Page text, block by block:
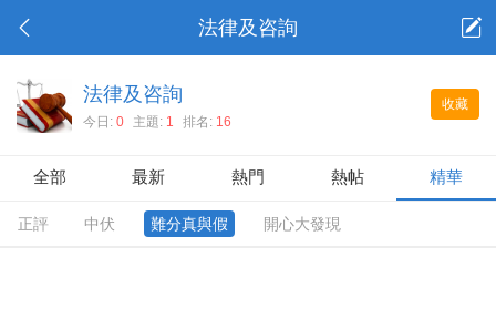
法律及咨詢
收藏
法律及咨詢
今日: 0 主題: 1 排名: 16
全部 最新 熱門 熱帖 精華
正評 中伏 難分真與假 開心大發現